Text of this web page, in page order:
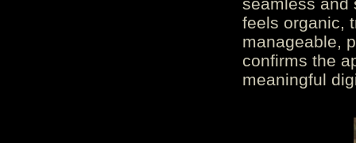
feels organic,
manageable,
confirms the
meaningful